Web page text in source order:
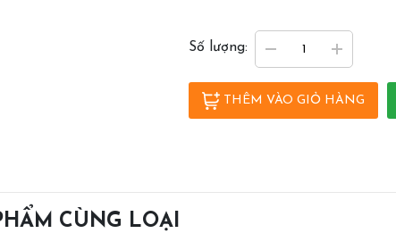
Số lượng:
THÊM VÀO GIỎ HÀNG
CÙNG LOẠI